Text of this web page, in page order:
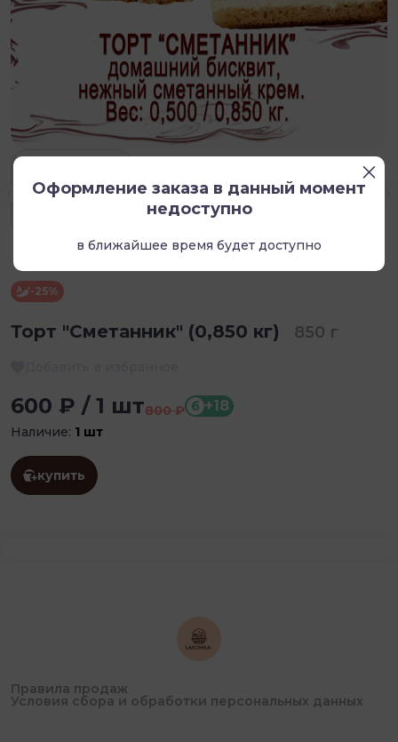
-25%
Торт "Сметанник" (0,850 кг) 850 г
600 ₽ / 1 шт800 ₽ б +18
Наличие: 1 шт
купить
Правила продаж
Условия сбора и обработки персональных данных
Оформление заказа в данный момент
недоступно
в ближайшее время будет доступно